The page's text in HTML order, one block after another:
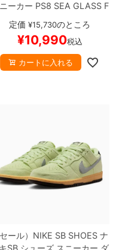
ーカー PS8 SEA GLASSF
006
ボー【キャンセル/返品/交換
不可商品】
定価 ¥15,730のところ
¥10,990税込
カートに入れる
セール） NIKE SB SHOES ナ
SB シューズ スニーカー ダ